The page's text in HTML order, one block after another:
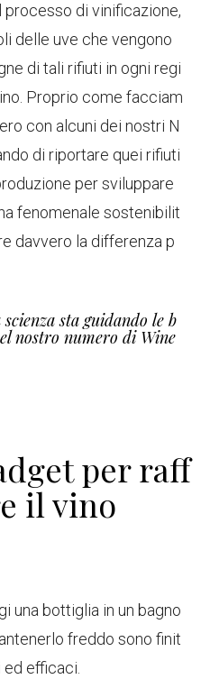
di vinificazione,
delle uve che vengono
di tali rifiuti in ogni regi
Proprio come facciam
con alcuni dei nostri N
di riportare quei rifiuti
per sviluppare
fenomenale sostenibilit
davvero la differenza p
sta guidando le b
nostro numero di Wine
per raff
il vino
una bottiglia in un bagno
freddo sono finit
ed efficaci.